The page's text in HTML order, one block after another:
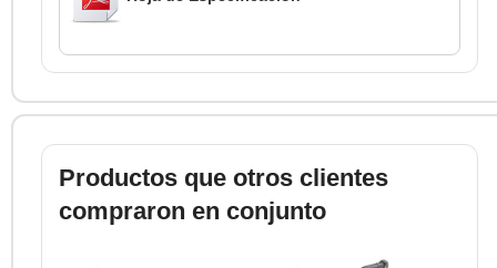
Productos que otros clientes
compraron en conjunto